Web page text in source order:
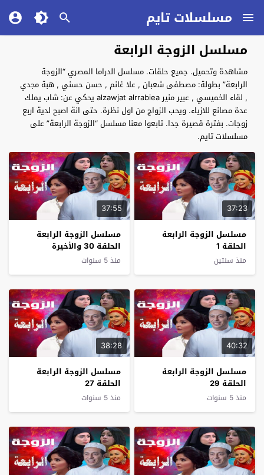
مسلسلات تايم
مسلسل الزوجة الرابعة
مشاهدة وتحميل. جميع حلقات. مسلسل الدراما المصري “الزوجة
الرابعة” بطولة: مصطفى شعبان , علا غانم , حسن حسني , هبة مجدي
, لقاء الخميسي , عبير منير alzawjat alrrabiea يحكي عن: شاب يملك
عدة مصانع للازياء. ويحب الزواج من اول نظرة. حتى انة اصبح لدية اربع
زوجات. بفترة قصيرة جدا. تابعوا معنا مسلسل “الزوجة الرابعة” على
مسلسلات تايم.
37:23
مسلسل الزوجة الرابعة
الحلقة 1
منذ سنتين
37:55
مسلسل الزوجة الرابعة
الحلقة 30 والأخيرة
منذ 5 سنوات
40:32
مسلسل الزوجة الرابعة
الحلقة 29
منذ 5 سنوات
38:28
مسلسل الزوجة الرابعة
الحلقة 27
منذ 5 سنوات